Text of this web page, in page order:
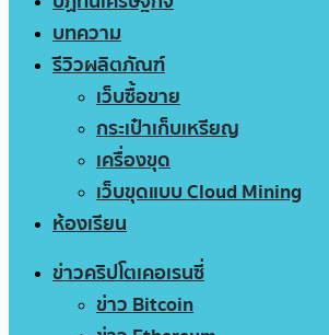
บทความ
รีวิวผลิตภัณฑ์
เว็บซื้อขาย
กระเป๋าเก็บเหรียญ
เครื่องขุด
เว็บขุดแบบ Cloud Mining
ห้องเรียน
ข่าวคริปโตเคอเรนซี่
ข่าว Bitcoin